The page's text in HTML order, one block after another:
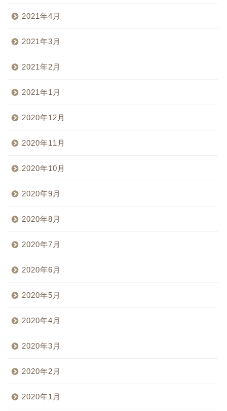
2021年4月
2021年3月
2021年2月
2021年1月
2020年12月
2020年11月
2020年10月
2020年9月
2020年8月
2020年7月
2020年6月
2020年5月
2020年4月
2020年3月
2020年2月
2020年1月